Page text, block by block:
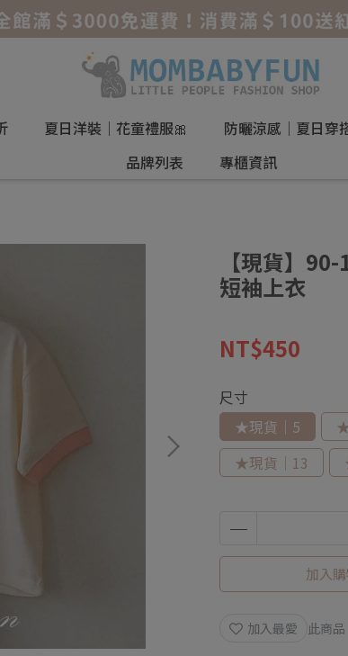
夏日洋裝｜花童禮服🎀 防曬涼感｜夏日穿
品牌列表
專櫃資訊
【現貨】
短袖上衣
NT$450
尺寸
★現貨｜5
★現貨｜13
加入
加入最愛 此商